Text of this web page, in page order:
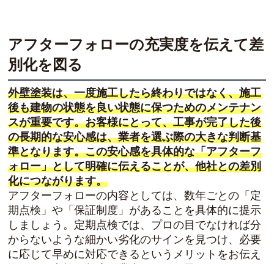
アフターフォローの充実度を伝えて差
別化を図る
外壁塗装は、一度施工したら終わりではなく、施工
後も建物の状態を良い状態に保つためのメンテナン
スが重要です。お客様にとって、工事が完了した後
の長期的な安心感は、業者を選ぶ際の大きな判断基
準となります。この安心感を具体的な「アフターフ
ォロー」として明確に伝えることが、他社との差別
化につながります。
アフターフォローの内容としては、数年ごとの「定
期点検」や「保証制度」があることを具体的に提示
しましょう。定期点検では、プロの目でなければ分
からないような細かい劣化のサインを見つけ、必要
に応じて早めに対応できるというメリットをお伝え